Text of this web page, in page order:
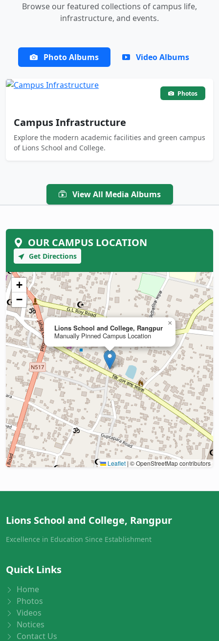
Browse our featured collections of campus life,
infrastructure, and events.
Photo Albums Video Albums
Photos
Campus Infrastructure
Explore the modern academic facilities and green campus
of Lions School and College.
View All Media Albums
OUR CAMPUS LOCATION
Get Directions
Lions School and College, Rangpur
Manually Pinned Campus Location
×
+
−
Leaflet | © OpenStreetMap contributors
Lions School and College, Rangpur
Excellence in Education Since Establishment
Quick Links
Home
Photos
Videos
Notices
Contact Us